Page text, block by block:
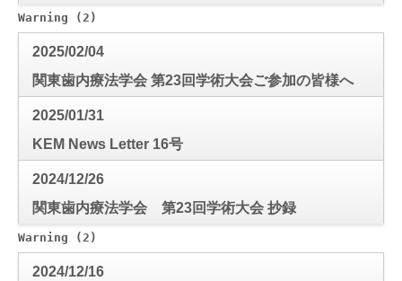
Warning (2)
2025/02/04
関東歯内療法学会 第23回学術大会ご参加の皆様へ
2025/01/31
KEM News Letter 16号
2024/12/26
関東歯内療法学会 第23回学術大会 抄録
Warning (2)
2024/12/16